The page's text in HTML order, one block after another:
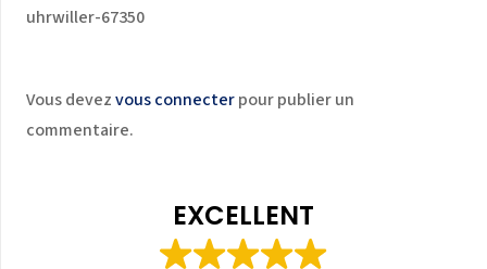
uhrwiller-67350
Vous devezvous connecterpour publier un
commentaire.
EXCELLENT